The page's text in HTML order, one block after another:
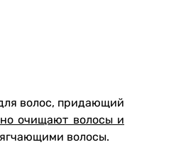
волос, придающий
очищают волосы и
волосы.